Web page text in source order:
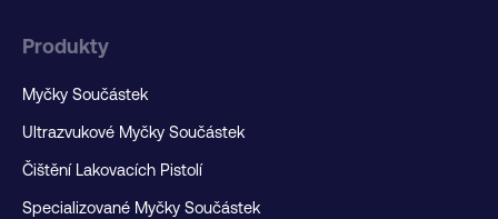
Produkty
Myčky Součástek
Ultrazvukové Myčky Součástek
Čištění Lakovacích Pistolí
Specializované Myčky Součástek